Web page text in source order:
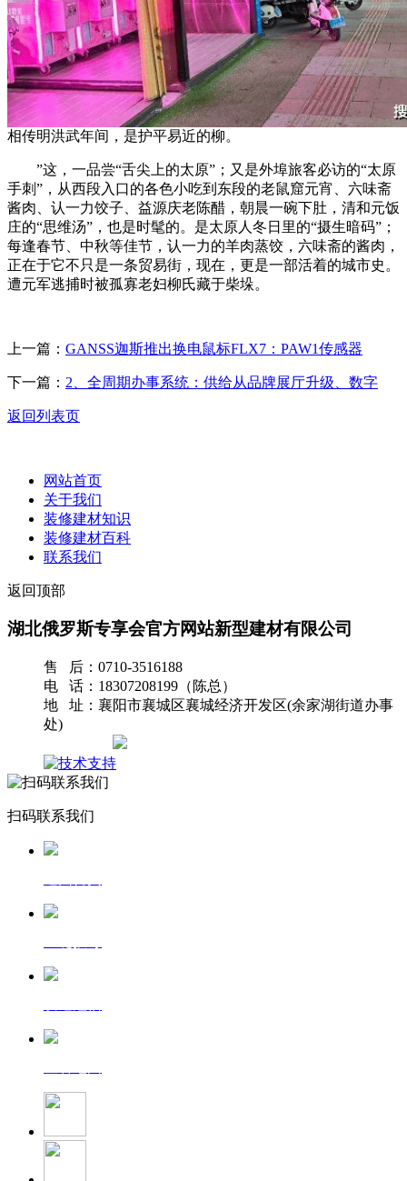
相传明洪武年间，是护平易近的柳。
”这，一品尝“舌尖上的太原”；又是外埠旅客必访的“太原
手刺”，从西段入口的各色小吃到东段的老鼠窟元宵、六味斋
酱肉、认一力饺子、益源庆老陈醋，朝晨一碗下肚，清和元饭
庄的“思维汤”，也是时髦的。是太原人冬日里的“摄生暗码”；
每逢春节、中秋等佳节，认一力的羊肉蒸饺，六味斋的酱肉，
正在于它不只是一条贸易街，现在，更是一部活着的城市史。
遭元军逃捕时被孤寡老妇柳氏藏于柴垛。
上一篇： GANSS迦斯推出换电鼠标FLX7：PAW1传感器
下一篇： 2、全周期办事系统：供给从品牌展厅升级、数字
返回列表页
网站首页
关于我们
装修建材知识
装修建材百科
联系我们
返回顶部
湖北俄罗斯专享会官方网站新型建材有限公司
售 后：0710-3516188
电 话：18307208199（陈总）
地 址：襄阳市襄城区襄城经济开发区(余家湖街道办事
处)
扫码联系我们